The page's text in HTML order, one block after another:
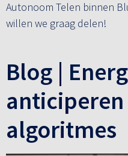
Autonoom Telen binnen
willen we graag delen!
Blog |
algoritmes